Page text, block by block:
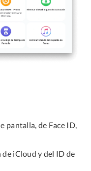
pantalla, de Face ID,
iCloud y del ID de